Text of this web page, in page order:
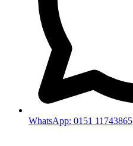
WhatsApp: 0151 11743865